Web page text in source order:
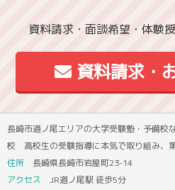
資料請求・面談希望・体験
資料請求・
長崎市道ノ尾エリアの大学受験塾・予備校
校 高校生の受験指導に本気で取り組み、
住所 長崎県長崎市岩屋町23-14
アクセス JR道ノ尾駅 徒歩5分